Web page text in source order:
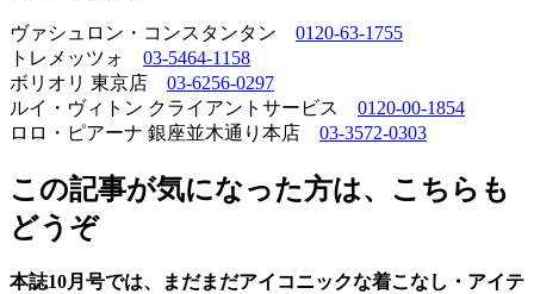
ヴァシュロン・コンスタンタン 0120-63-1755
トレメッツォ 03-5464-1158
ボリオリ 東京店 03-6256-0297
ルイ・ヴィトン クライアントサービス 0120-00-1854
ロロ・ピアーナ 銀座並木通り本店 03-3572-0303
この記事が気になった方は、こちらも
どうぞ
本誌10月号では、まだまだアイコニックな着こなし・アイテ